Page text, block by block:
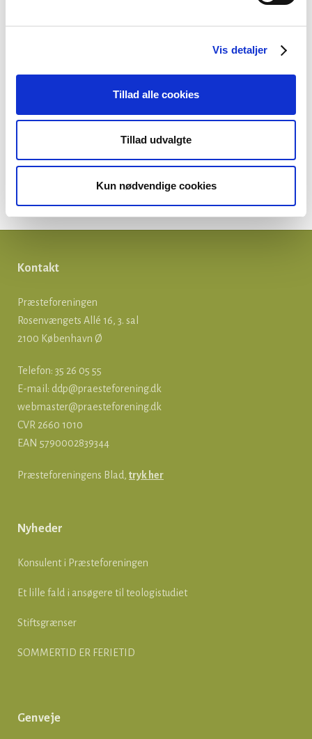
Vis detaljer
Tillad alle cookies
Tillad udvalgte
Kun nødvendige cookies
Ikke-kategoriseret
Kirkepolitik
Løn og ansættelse
Om præster
Præsteforeningen
Kontakt
Præsteforeningen
Rosenvængets Allé 16, 3. sal
2100 København Ø
Telefon: 35 26 05 55
E-mail: ddp@praesteforening.dk
webmaster@praesteforening.dk
CVR 2660 1010
EAN 5790002839344
Præsteforeningens Blad, tryk her
Nyheder
Konsulent i Præsteforeningen
Et lille fald i ansøgere til teologistudiet
Stiftsgrænser
SOMMERTID ER FERIETID
Genveje